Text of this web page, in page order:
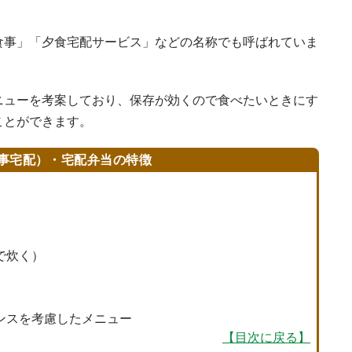
」「夕食宅配サービス」などの名称でも呼ばれていま
ーを考案しており、保存が効くので食べたいときにす
ができます。
宅配）・宅配弁当の特徴
く）
スを考慮したメニュー
【目次に戻る】